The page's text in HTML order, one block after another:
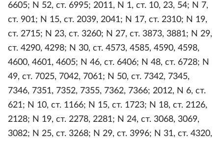
6605; N 52, ст. 6995; 2011, N 1, ст. 10, 23, 54; N 7,
ст. 901; N 15, ст. 2039, 2041; N 17, ст. 2310; N 19,
ст. 2715; N 23, ст. 3260; N 27, ст. 3873, 3881; N 29,
ст. 4290, 4298; N 30, ст. 4573, 4585, 4590, 4598,
4600, 4601, 4605; N 46, ст. 6406; N 48, ст. 6728; N
49, ст. 7025, 7042, 7061; N 50, ст. 7342, 7345,
7346, 7351, 7352, 7355, 7362, 7366; 2012, N 6, ст.
621; N 10, ст. 1166; N 15, ст. 1723; N 18, ст. 2126,
2128; N 19, ст. 2278, 2281; N 24, ст. 3068, 3069,
3082; N 25, ст. 3268; N 29, ст. 3996; N 31, ст. 4320,